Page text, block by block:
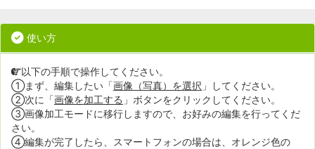
使い方
以下の手順で操作してください。
①まず、編集したい「画像（写真）を選択 」してください。
②次に「画像を加工する 」ボタンをクリックしてください。
③画像加工モードに移行しますので、お好みの編集を行ってくだ
さい。
④編集が完了したら、スマートフォンの場合は、オレンジ色の